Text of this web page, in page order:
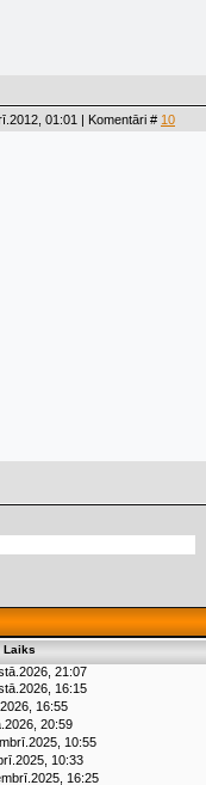
01:01 | Komentāri # 10
Laiks
21:07
16:15
16:55
20:59
10:55
10:33
16:25